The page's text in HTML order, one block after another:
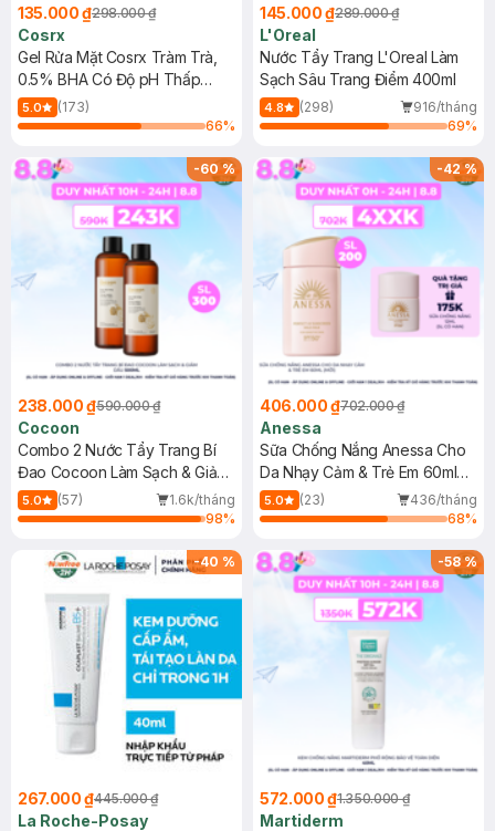
135.000 ₫298.000 ₫
Cosrx
Gel Rửa Mặt Cosrx Tràm Trà,
0.5% BHA Có Độ pH Thấp
150ml
5.0
(173)
66%
145.000 ₫289.000 ₫
L'Oreal
Nước Tẩy Trang L'Oreal Làm
Sạch Sâu Trang Điểm 400ml
4.8 (298)
916/tháng
69%
-60%
238.000 ₫590.000 ₫
Cocoon
Combo 2 Nước Tẩy Trang Bí
Đao Cocoon Làm Sạch & Giảm
Dầu 500ml
5.0 (57)
1.6k/tháng
98%
-42%
406.000 ₫702.000 ₫
Anessa
Sữa Chống Nắng Anessa Cho
Da Nhạy Cảm & Trẻ Em 60ml
(Mới)
5.0 (23)
436/tháng
68%
-40 %
267.000 ₫445.000 ₫
La Roche-Posay
-58%
572.000 ₫1.350.000 ₫
Martiderm